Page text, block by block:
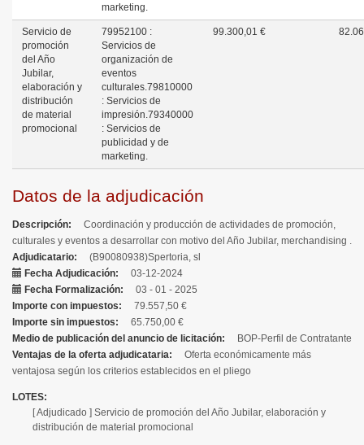
marketing.
Servicio de
promoción
del Año
Jubilar,
elaboración y
distribución
de material
promocional
79952100 :
Servicios de
organización de
eventos
culturales.79810000
: Servicios de
impresión.79340000
: Servicios de
publicidad y de
marketing.
99.300,01 €
Datos de la adjudicación
Descripción
Coordinación y producción de actividades de promoción,
culturales y eventos a desarrollar con motivo del Año Jubilar, merchandising .
Adjudicatario
(B90080938)Spertoria, sl
Fecha Adjudicación
03-12-2024
Fecha Formalización
03 - 01 - 2025
Importe con impuestos
79.557,50 €
Importe sin impuestos
65.750,00 €
Medio de publicación del anuncio de licitación
BOP-Perfil de Contratante
Ventajas de la oferta adjudicataria
Oferta económicamente más
ventajosa según los criterios establecidos en el pliego
LOTES
[ Adjudicado ] Servicio de promoción del Año Jubilar, elaboración y
distribución de material promocional